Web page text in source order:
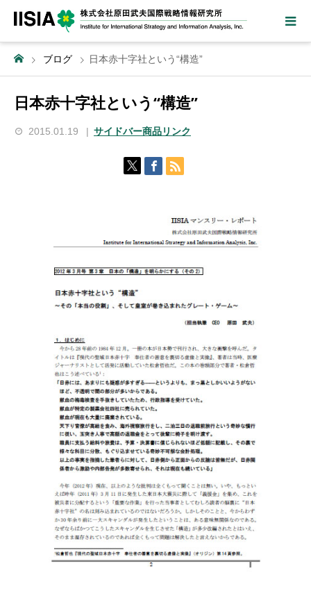
ブログ 日本赤十字社という“構造”
日本赤十字社という“構造”
2015.01.19 サイドバー商品リンク